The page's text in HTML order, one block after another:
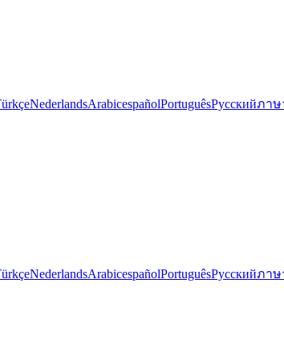
NederlandsArabicespañolPortuguêsРусскийภาษ
NederlandsArabicespañolPortuguêsРусскийภาษ